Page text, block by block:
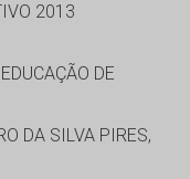
2013
DE
DA SILVA PIRES,